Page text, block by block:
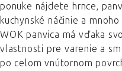
ponuke nájdete hrnce,
kuchynské náčinie a mnoho
WOK panvica má vďaka
vlastnosti pre varenie a
po celom vnútornom